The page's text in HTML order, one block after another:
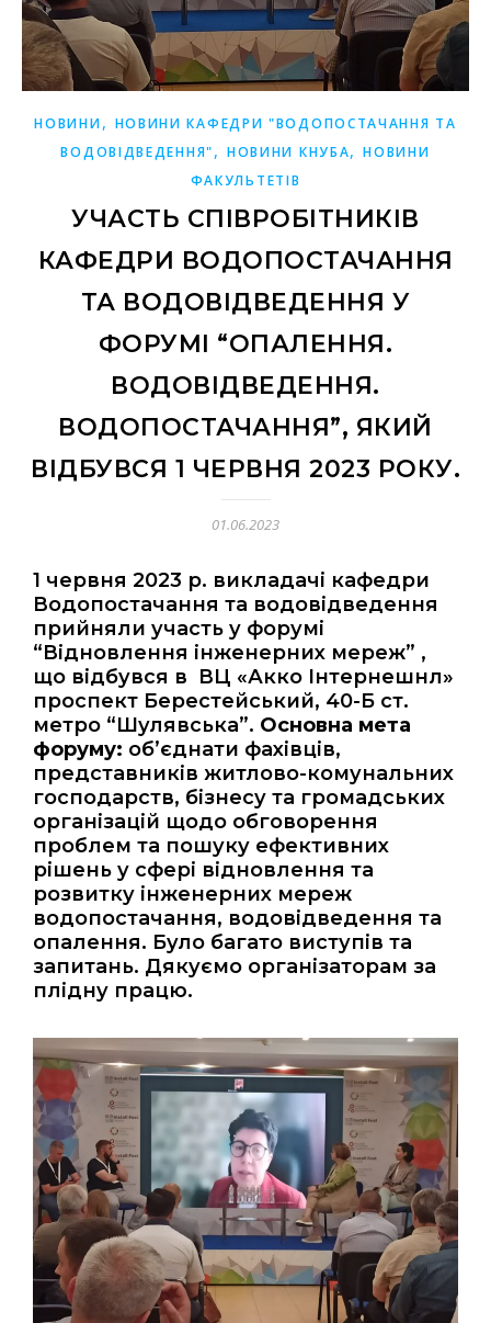
НОВИНИ, НОВИНИ КАФЕДРИ "ВОДОПОСТАЧАННЯ ТА
ВОДОВІДВЕДЕННЯ", НОВИНИ КНУБА,НОВИНИ
ФАКУЛЬТЕТІВ
УЧАСТЬ СПІВРОБІТНИКІВ
КАФЕДРИ ВОДОПОСТАЧАННЯ
ТА ВОДОВІДВЕДЕННЯ У
ФОРУМІ “ОПАЛЕННЯ.
ВОДОВІДВЕДЕННЯ.
ВОДОПОСТАЧАННЯ”, ЯКИЙ
ВІДБУВСЯ 1 ЧЕРВНЯ 2023 РОКУ.
01.06.2023
1 червня 2023 р. викладачі кафедри
Водопостачання та водовідведення
прийняли участь у форумі
“Відновлення інженерних мереж” ,
що відбувся в ВЦ «Акко Інтернешнл»
проспект Берестейський, 40-Б ст.
метро “Шулявська”. Основна мета
форуму: об’єднати фахівців,
представників житлово-комунальних
господарств, бізнесу та громадських
організацій щодо обговорення
проблем та пошуку ефективних
рішень у сфері відновлення та
розвитку інженерних мереж
водопостачання, водовідведення та
опалення. Було багато виступів та
запитань. Дякуємо організаторам за
плідну працю.